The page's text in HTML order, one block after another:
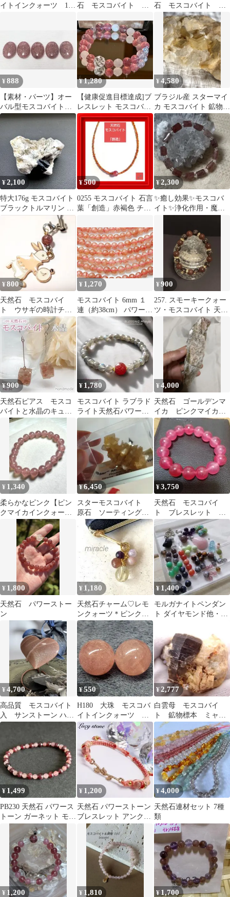
イトインクォーツ 15
石 モスコバイト
石 モスコバイト 白
雲母 共生 鉱物標本
¥888
【素材・パーツ】オー
バル型モスコバイトタ
ンブル5珠セット
¥1,280
【健康促進目標達成]ブ
レスレット モスコバイ
ト&ストロベリークォ
¥4,580
ブラジル産 スターマイ
カ モスコバイト 鉱物標
本 星型 双晶
¥2,100
特大176g モスコバイト
ブラックトルマリン ペ
グマタイト原石
¥500
0255 モスコバイト 石言
葉「創造」赤褐色 チョ
¥2,300
✨癒し効果✨モスコバ
イト✨浄化作用・魔除
¥800
天然石 モスコバイ
ト ウサギの時計チャ
ーム
¥ 1,270
モスコバイト 6mm １
連（約38cm） パワース
トーン 天然石 _R518
¥900
257. スモーキークォー
ツ・モスコバイト 天然
石ブレスレット
¥900
天然石ピアス モスコ
バイトと水晶のキュー
ブピアス/イヤリング☆
天然石！no.32
¥ 1,780
モスコバイト ラブラド
ライト天然石パワース
トーンブレスレット
¥4,000
天然石 ゴールデンマ
イカ ピンクマイカ
原石 雲母 モスコバ
イト
¥ 1,340
柔らかなピンク【ピン
クマイカインクォー
ツ】約9.5㍉のブレスレ
¥6,450
スターモスコバイト
原石 ソーティングつ
き ブラジル産 ミナ
スジェライス
¥3,750
天然石 モスコバイ
ト ブレスレット 約
14.5mm
¥ 1,800
天然石 パワーストー
ン
¥1,180
天然石チャーム♡レモ
ンクォーツ＊ピンクオ
パール ＊モスコバイト
他 CA1640
¥ 1,400
モルガナイトペンダン
ト ダイヤモンド他・天
パワーストーン
¥4,700
高品質 モスコバイト
入 サンストーン ハー
トパーム 高シラー うる
¥550
H180 大珠 モスコバ
イトインクォーツ 約
15ミリ
¥2,777
白雲母 モスコバイ
ト 鉱物標本 ミャン
マー産 母岩付き
¥ 1,499
PB230 天然石 パワース
トーン ガーネット モス
コバイト ブレスレット
¥ 1,200
天然石 パワーストーン
ブレスレット アンクレ
ット マクラメ モスコバ
イト
¥4,000
天然石連材セット 7種
類
¥ 1,200 ¥ 1,810 ¥ 1,700